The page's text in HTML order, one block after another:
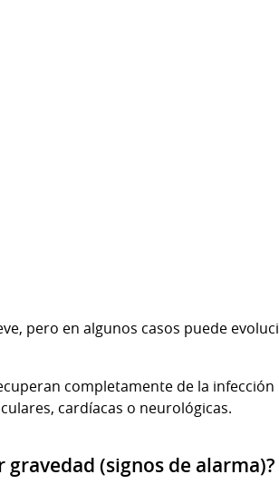
pero en algunos casos puede
completamente de la infección
cardíacas o neurológicas.
(signos de alarma)?